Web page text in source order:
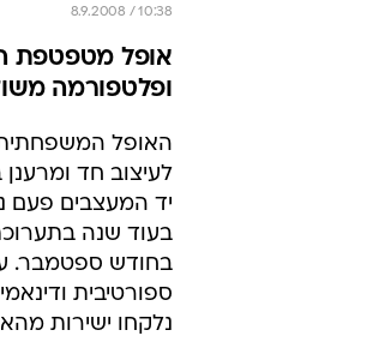
8.9.2008 / 10:38
ופלטפורמה
האופל
לעיצוב חד
יד המעצבים פעם
בעוד שנה
בחודש ספטמבר.
ספורטיבית
נלקחו ישירות